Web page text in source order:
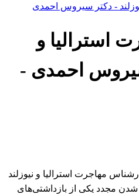
- دکتر سیروس احمدی
استرالیا و
سیروس احمدی -
مهاجرت استرالیا و نیوزلند
مجدد یکی از بازداشتی‌های